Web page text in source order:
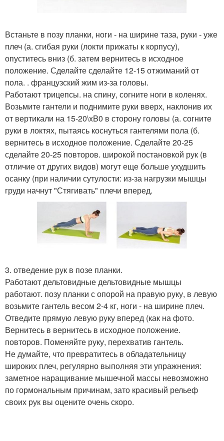
Встаньте в позу планки, ноги - на ширине таза, руки - уже
плеч (а. сгибая руки (локти прижаты к корпусу),
опуститесь вниз (б. затем вернитесь в исходное
положение. Сделайте сделайте 12-15 отжиманий от
пола. . французский жим из-за головы.
Работают трицепсы. на спину, согните ноги в коленях.
Возьмите гантели и поднимите руки вверх, наклонив их
от вертикали на 15-20\xB0 в сторону головы (а. согните
руки в локтях, пытаясь коснуться гантелями пола (б.
вернитесь в исходное положение. Сделайте 20-25
сделайте 20-25 повторов. широкой постановкой рук (в
отличие от других видов) могут еще больше ухудшить
осанку (при наличии сутулости: из-за нагрузки мышцы
груди начнут "Стягивать" плечи вперед.
3. отведение рук в позе планки.
Работают дельтовидные дельтовидные мышцы
работают. позу планки с опорой на правую руку, в левую
возьмите гантель весом 2-4 кг, ноги - на ширине плеч.
Отведите прямую левую руку вперед (как на фото.
Вернитесь в вернитесь в исходное положение.
повторов. Поменяйте руку, перехватив гантель.
Не думайте, что превратитесь в обладательницу
широких плеч, регулярно выполняя эти упражнения:
заметное наращивание мышечной массы невозможно
по гормональным причинам, зато красивый рельеф
своих рук вы оцените очень скоро.